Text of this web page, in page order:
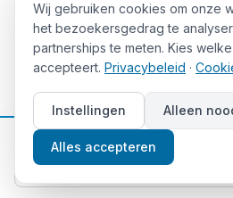
De zelfstandige belegger
Kies voor een Nederlandse
kernselectie ETFs, zoals
flatexDEGIRO),Interactive
zelf op de beurs. Hiermee
gratis of zeer goedkoop in
beleggen, met totale
Wij gebruiken cookies om onze
het bezoekersgedrag te
partnerships te meten. Kies
accepteert. Privacybeleid ·
Instellingen Alleen
Alles accepteren
📈 Gratis